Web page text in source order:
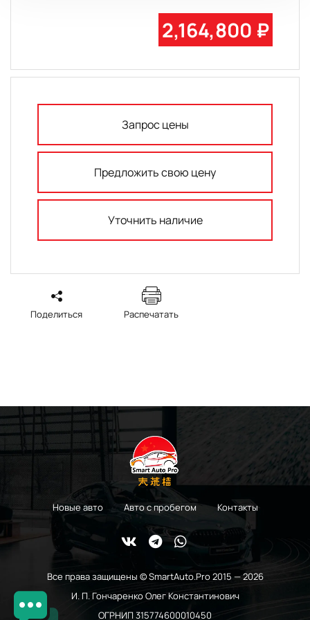
2,164,800 ₽
Запрос цены
Предложить свою цену
Уточнить наличие
Поделиться Распечатать
Новые авто Авто с пробегом Контакты
Все права защищены © SmartAuto.Pro 2015 — 2026
И. П. Гончаренко Олег Константинович
ОГРНИП 315774600010450